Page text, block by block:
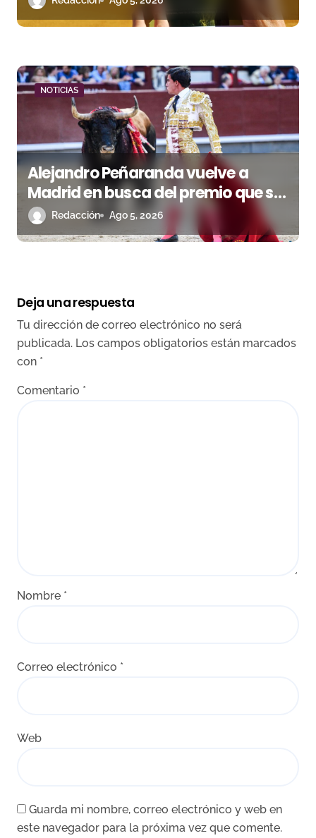
NOTICIAS
Alejandro Peñaranda vuelve a
Madrid en busca del premio que se
le escapó en junio
Redacción Ago 5, 2026
Deja una respuesta
Tu dirección de correo electrónico no será
publicada. Los campos obligatorios están marcados
con *
Comentario *
Nombre *
Correo electrónico *
Web
Guarda mi nombre, correo electrónico y web en
este navegador para la próxima vez que comente.